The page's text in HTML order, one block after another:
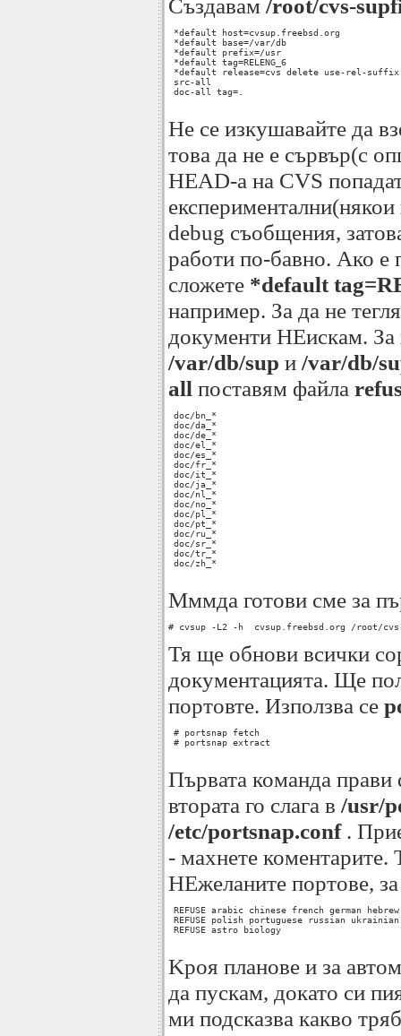
Създавам /root/cvs-
*default host=cvsup.freebsd.org
*default base=/var/db
*default prefix=/usr
*default tag=RELENG_6
*default release=cvs delete use-rel-suffix
src-all
doc-all tag=.
Не се изкушавайте да
това да не е сървър(с
HEAD-а на CVS
debug съобщения,
работи по-бавно. Ако е
сложете *default
например. За да не
документи НЕискам. За
/var/db/sup и /var/db/
all поставям файла
doc/bn_*
doc/da_*
doc/de_*
doc/el_*
doc/es_*
doc/fr_*
doc/it_*
doc/ja_*
doc/nl_*
doc/no_*
doc/pl_*
doc/pt_*
doc/ru_*
doc/sr_*
doc/tr_*
doc/zh_*
Мммда готови сме за
# cvsup -L2 -h  cvsup.freebsd.org /root/
Тя ще обнови всички
документацията. Ще
портовте. Използва се
# portsnap fetch
# portsnap extract
Първата команда
втората го слага в /usr/
/etc/portsnap.conf.
- махнете
НЕжеланите портове,
REFUSE arabic chinese french german
REFUSE polish portuguese russian ukrainian
REFUSE astro biology
Kроя планове и за
да пускам, докато си
ми подсказва какво